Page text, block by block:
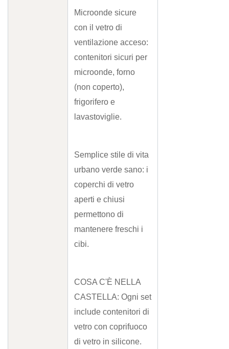
Microonde sicure
con il vetro di
ventilazione acceso:
contenitori sicuri per
microonde, forno
(non coperto),
frigorifero e
lavastoviglie.
Semplice stile di vita
urbano verde sano: i
coperchi di vetro
aperti e chiusi
permettono di
mantenere freschi i
cibi.
COSA C'È NELLA
CASTELLA: Ogni set
include contenitori di
vetro con coprifuoco
di vetro in silicone.